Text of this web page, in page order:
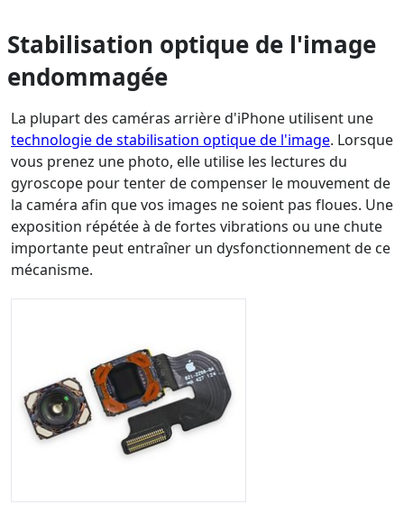
Stabilisation optique de l'image
endommagée
La plupart des caméras arrière d'iPhone utilisent une
technologie de stabilisation optique de l'image. Lorsque
vous prenez une photo, elle utilise les lectures du
gyroscope pour tenter de compenser le mouvement de
la caméra afin que vos images ne soient pas floues. Une
exposition répétée à de fortes vibrations ou une chute
importante peut entraîner un dysfonctionnement de ce
mécanisme.